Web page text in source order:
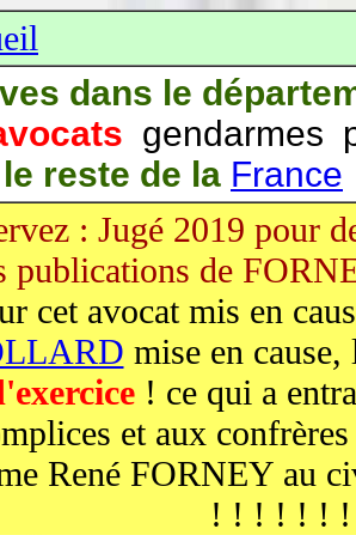
dans le
gendarmes
reste de la France
: Jugé 2019 pour
publications de
cet avocat mis en
mise en
! ce qui a
et aux
René FORNEY au
! ! ! ! ! !